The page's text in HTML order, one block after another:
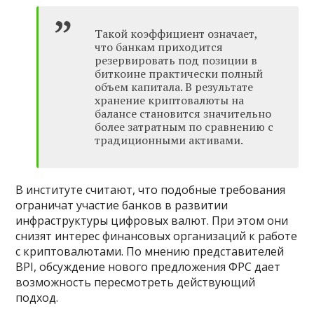
Такой коэффициент означает,
что банкам приходится
резервировать под позиции в
биткоине практически полный
объем капитала. В результате
хранение криптовалюты на
балансе становится значительно
более затратным по сравнению с
традиционными активами.
В институте считают, что подобные требования
ограничат участие банков в развитии
инфраструктуры цифровых валют. При этом они
снизят интерес финансовых организаций к работе
с криптовалютами. По мнению представителей
BPI, обсуждение нового предложения ФРС дает
возможность пересмотреть действующий
подход.